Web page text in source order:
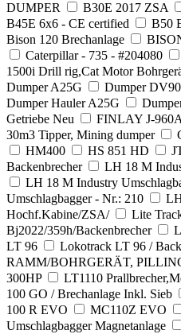
DUMPER
B30E 2017 ZSA
B45E 6x6 - CE certified
B50
Bison 120 Brechanlage
Caterpillar - 735 - #204080
1500i Drill rig,Cat Motor
Dumper A25G
Dumper
Dumper Hauler A25G
Getriebe Neu
FINLAY J-960A
30m3 Tipper, Mining dumper
HM400
HS 851 HD
Backenbrecher
LH 18 M
LH 18 M Industry
Umschlagbagger - Nr.: 210
Hochf.Kabine/ZSA/
Lite
Bj2022/359h/Backenbrecher
LT 96
Lokotrack LT 96 /
RAMM/BOHRGERÄT,
300HP
LT1110
100 GO / Brechanlage Inkl. Sieb
100 R EVO
MC110Z EVO
Umschlagbagger Magnetanlage